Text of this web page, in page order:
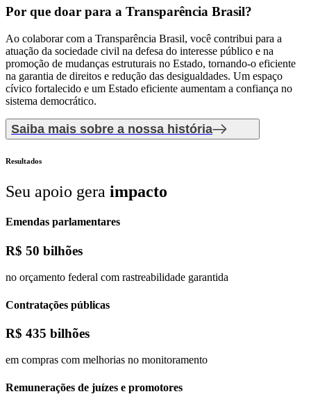
Por que doar para a Transparência Brasil?
Ao colaborar com a Transparência Brasil, você contribui para a
atuação da sociedade civil na defesa do interesse público e na
promoção de mudanças estruturais no Estado, tornando-o eficiente
na garantia de direitos e redução das desigualdades. Um espaço
cívico fortalecido e um Estado eficiente aumentam a confiança no
sistema democrático.
Saiba mais sobre a nossa história
Resultados
Seu apoio gera impacto
Emendas parlamentares
R$ 50 bilhões
no orçamento federal com rastreabilidade garantida
Contratações públicas
R$ 435 bilhões
em compras com melhorias no monitoramento
Remunerações de juízes e promotores